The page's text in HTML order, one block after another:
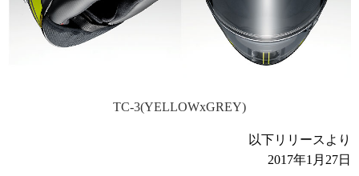
TC-3(YELLOWxGREY)
以下リリースより
2017年1月27日